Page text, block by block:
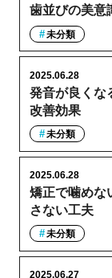
歯並びの美意
未分類
発音が良くな
改善効果
2025.06.28
未分類
矯正で噛めな
さない工夫
2025.06.28
未分類
2025.06.27